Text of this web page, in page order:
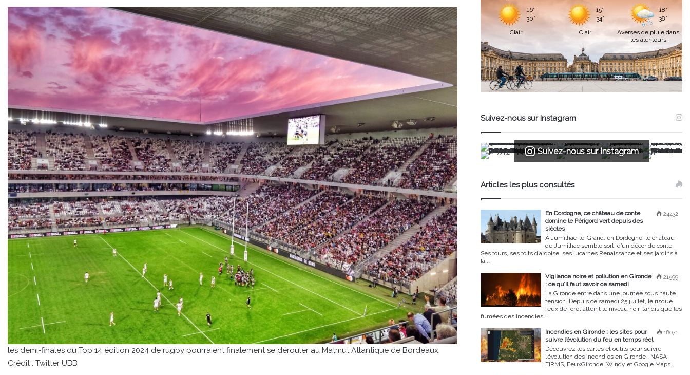
les demi-finales du Top 14 édition 2024 de rugby pourraient finalement se dérouler au Matmut Atlantique de Bordeaux.
Crédit : Twitter UBB
16°
30°
Clair
15°
34°
Clair
18°
38°
Averses de pluie dans
les alentours
Suivez-nous sur Instagram
Suivez-nous sur Instagram
Articles les plus consultés
24432
En Dordogne, ce château de conte
domine le Périgord vert depuis des
siècles
À Jumilhac-le-Grand, en Dordogne, le château
de Jumilhac semble sorti d’un décor de conte.
Ses tours, ses toits d’ardoise, ses lucarnes Renaissance et ses jardins à
la...
21599
Vigilance noire et pollution en Gironde
: ce qu’il faut savoir ce samedi
La Gironde entre dans une journée sous haute
tension. Depuis ce samedi 25 juillet, le risque
feux de forêt atteint le niveau noir, tandis que les
fumées des incendies...
18071
Incendies en Gironde : les sites pour
suivre l’évolution du feu en temps réel
Découvrez les cartes et outils pour suivre
l’évolution des incendies en Gironde : NASA
FIRMS, FeuxGironde, Windy et Google Maps.